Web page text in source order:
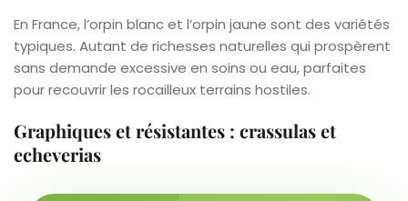
En France, l’orpin blanc et l’orpin jaune sont des variétés
typiques. Autant de richesses naturelles qui prospèrent
sans demande excessive en soins ou eau, parfaites
pour recouvrir les rocailleux terrains hostiles.
Graphiques et résistantes : crassulas et
echeverias